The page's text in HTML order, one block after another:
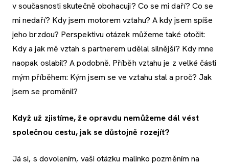
v současnosti skutečně obohacuji? Co se mi daří? Co se
mi nedaří? Kdy jsem motorem vztahu? A kdy jsem spíše
jeho brzdou? Perspektivu otázek můžeme také otočit:
Kdy a jak mě vztah s partnerem udělal silnější? Kdy mne
naopak oslabil? A podobně. Příběh vztahu je z velké části
mým příběhem: Kým jsem se ve vztahu stal a proč? Jak
jsem se proměnil?
Když už zjistíme, že opravdu nemůžeme dál vést
společnou cestu, jak se důstojně rozejít?
Já si, s dovolením, vaši otázku malinko pozměním na